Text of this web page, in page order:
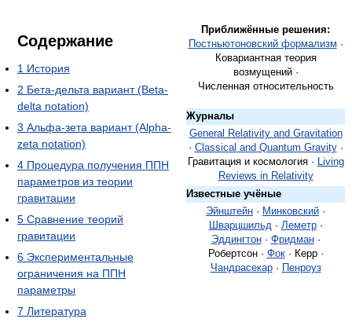
Приближённые решения:
Постньютоновский формализм ·
Ковариантная теория
возмущений ·
Численная относительность
Журналы
General Relativity and Gravitation
· Classical and Quantum Gravity·
Гравитация и космология · Living
Reviews in Relativity
Известные учёные
Эйнштейн · Минковский ·
Шварцшильд· Леметр·
Эддингтон· Фридман·
Робертсон · Фок· Керр ·
Чандрасекар· Пенроуз
Содержание
1 История
2 Бета-дельта вариант (Beta-
delta notation)
3 Альфа-зета вариант (Alpha-
zeta notation)
4 Процедура получения ППН
параметров из теории
гравитации
5 Сравнение теорий
гравитации
6 Экспериментальные
ограничения на ППН
параметры
7 Литература